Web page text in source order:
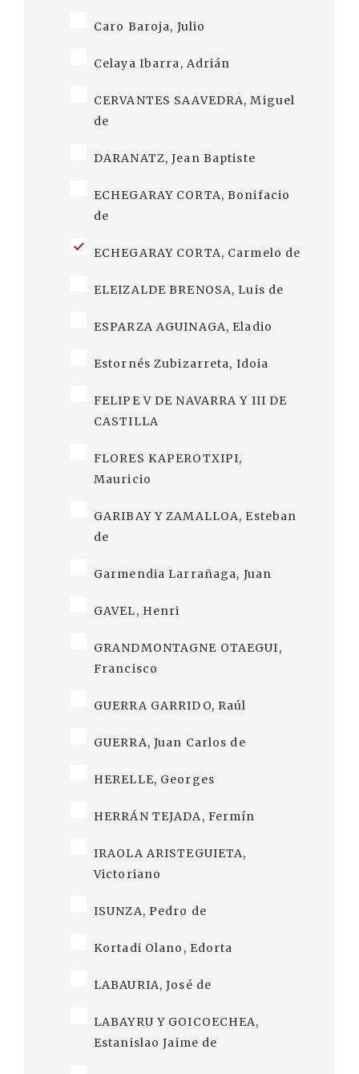
Caro Baroja, Julio
Celaya Ibarra, Adrián
CERVANTES SAAVEDRA, Miguel
de
DARANATZ, Jean Baptiste
ECHEGARAY CORTA, Bonifacio
de
ECHEGARAY CORTA, Carmelo de
ELEIZALDE BRENOSA, Luis de
ESPARZA AGUINAGA, Eladio
Estornés Zubizarreta, Idoia
FELIPE V DE NAVARRA Y III DE
CASTILLA
FLORES KAPEROTXIPI,
Mauricio
GARIBAY Y ZAMALLOA, Esteban
de
Garmendia Larrañaga, Juan
GAVEL, Henri
GRANDMONTAGNE OTAEGUI,
Francisco
GUERRA GARRIDO, Raúl
GUERRA, Juan Carlos de
HERELLE, Georges
HERRÁN TEJADA, Fermín
IRAOLA ARISTEGUIETA,
Victoriano
ISUNZA, Pedro de
Kortadi Olano, Edorta
LABAURIA, José de
LABAYRU Y GOICOECHEA,
Estanislao Jaime de